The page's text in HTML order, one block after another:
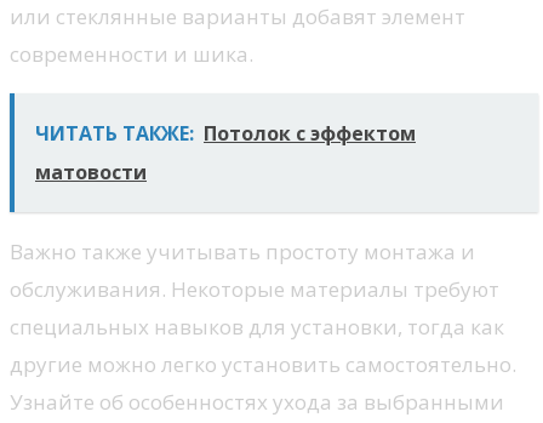
или стеклянные варианты добавят элемент
современности и шика.
ЧИТАТЬ ТАКЖЕ: Потолок с эффектом
матовости
Важно также учитывать простоту монтажа и
обслуживания. Некоторые материалы требуют
специальных навыков для установки, тогда как
другие можно легко установить самостоятельно.
Узнайте об особенностях ухода за выбранными